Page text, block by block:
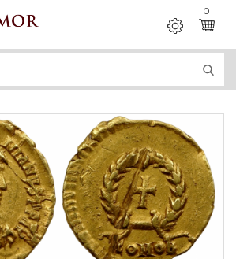
0